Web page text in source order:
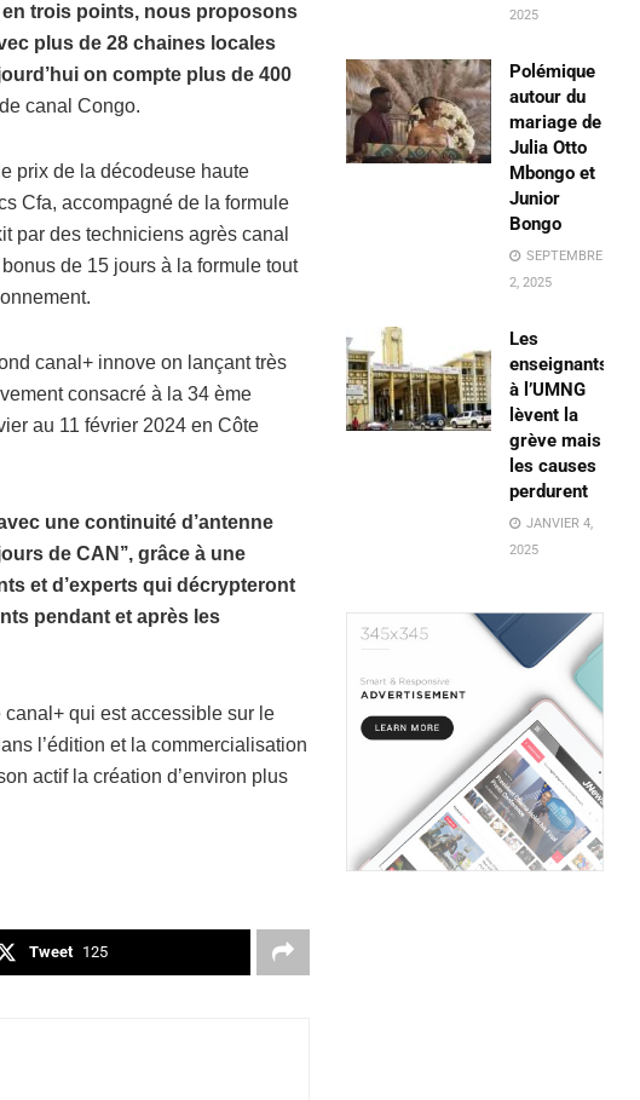
trois points, nous proposons
plus de 28 chaines locales
on compte plus de 400
canal Congo.
prix de la décodeuse haute
Cfa, accompagné de la formule
par des techniciens agrès canal
de 15 jours à la formule tout
canal+ innove on lançant très
consacré à la 34 ème
au 11 février 2024 en Côte
une continuité d’antenne
de CAN’’, grâce à une
et d’experts qui décrypteront
pendant et après les
qui est accessible sur le
l’édition et la commercialisation
actif la création d’environ plus
Tweet 125
2025
Polémique
autour du
mariage de
Julia Otto
Mbongo et
Junior
Bongo
SEPTEMBRE
2, 2025
Les
enseignants
à l’UMNG
lèvent la
grève mais
les causes
perdurent
JANVIER 4,
2025